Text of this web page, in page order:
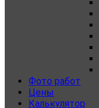
Фото работ
Цены
Калькулятор